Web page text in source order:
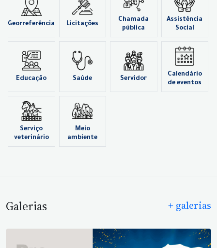
Georreferência Licitações
Chamada
pública
Assistência
Social
Educação Saúde Servidor
Calendário
de eventos
Serviço
veterinário
Meio
ambiente
Galerias + galerias